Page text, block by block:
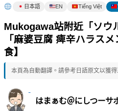
日本語 EN Tiếng Việt
Mukogawa站附近「ソウ
「麻婆豆腐 痺辛ハラス
食】
本頁為自動翻譯。請參考日語原文以獲得
はまぁむ＠にしつーサ